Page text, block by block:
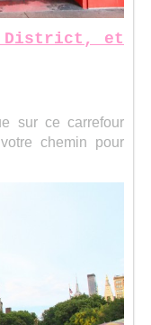
District, et
sur ce carrefour
chemin pour